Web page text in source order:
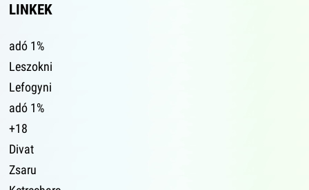
LINKEK
adó 1%
Leszokni
Lefogyni
adó 1%
+18
Divat
Zsaru